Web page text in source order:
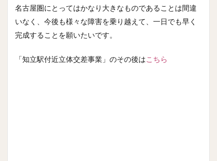
名古屋圏にとってはかなり大きなものであることは間違
いなく、今後も様々な障害を乗り越えて、一日でも早く
完成することを願いたいです。
「知立駅付近立体交差事業」のその後はこちら